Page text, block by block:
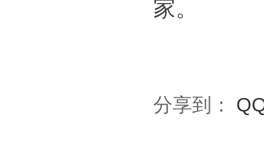
家。
分享到：